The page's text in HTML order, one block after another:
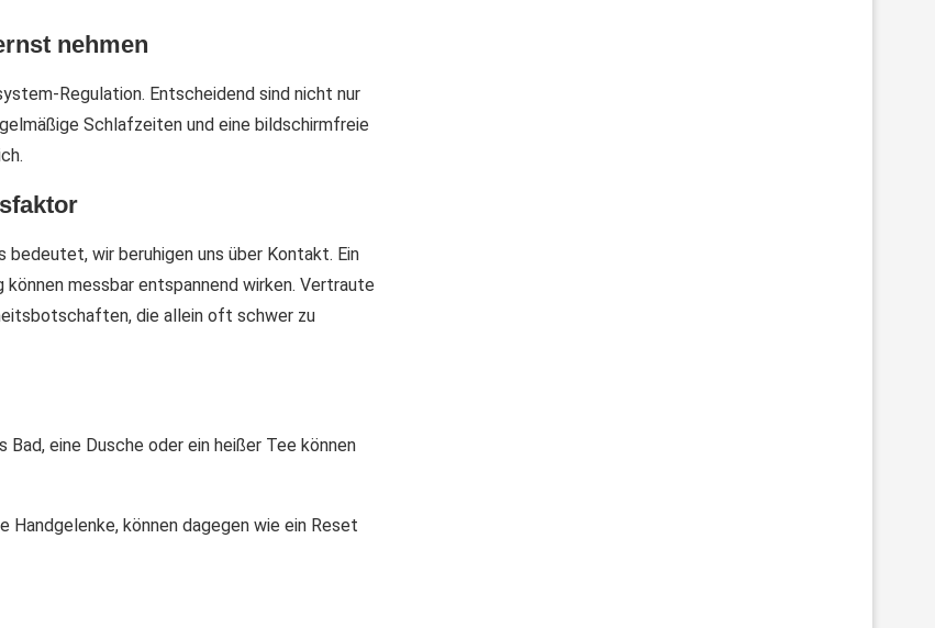
nehmen
Regulation. Entscheidend sind nicht nur
Schlafzeiten und eine bildschirmfreie
wir beruhigen uns über Kontakt. Ein
können messbar entspannend wirken. Vertraute
die allein oft schwer zu
eine Dusche oder ein heißer Tee können
Handgelenke, können dagegen wie ein Reset